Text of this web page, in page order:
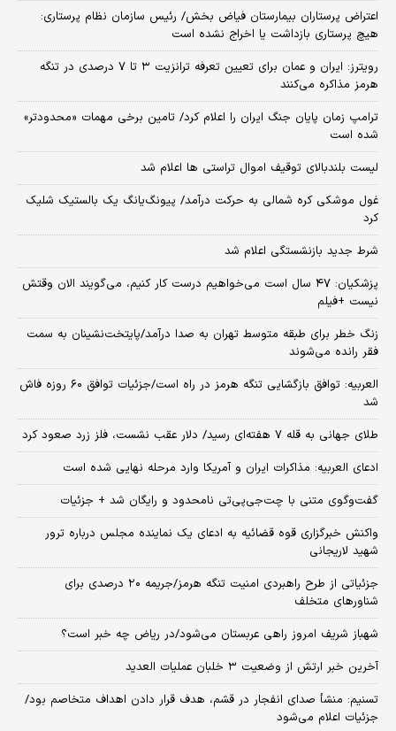
اعتراض پرستاران بیمارستان فیاض بخش/ رئیس سازمان نظام پرستاری:
هیچ پرستاری بازداشت یا اخراج نشده است
رویترز: ایران و عمان برای تعیین تعرفه ترانزیت ۳ تا ۷ درصدی در تنگه
هرمز مذاکره می‌کنند
ترامپ زمان پایان جنگ ایران را اعلام کرد/ تامین برخی مهمات «محدودتر»
شده است
لیست بلندبالای توقیف اموال تراستی ها اعلام شد
غول موشکی کره شمالی به حرکت درآمد/ پیونگ‌یانگ یک بالستیک شلیک
کرد
شرط جدید بازنشستگی اعلام شد
پزشکیان: ۴۷ سال است می‌خواهیم درست کار کنیم، می‌گویند الان وقتش
نیست +فیلم
زنگ خطر برای طبقه متوسط تهران به صدا درآمد/پایتخت‌نشینان به سمت
فقر رانده می‌شوند
العربیه: توافق بازگشایی تنگه هرمز در راه است/جزئیات توافق ۶۰ روزه فاش
شد
طلای جهانی به قله ۷ هفته‌ای رسید/ دلار عقب نشست، فلز زرد صعود کرد
ادعای العربیه: مذاکرات ایران و آمریکا وارد مرحله نهایی شده است
گفت‌وگوی متنی با چت‌جی‌پی‌تی نامحدود و رایگان شد + جزئیات
واکنش خبرگزاری قوه قضائیه به ادعای یک نماینده مجلس درباره ترور
شهید لاریجانی
جزئیاتی از طرح راهبردی امنیت تنگه هرمز/جریمه ۲۰ درصدی برای
شناورهای متخلف
شهباز شریف امروز راهی عربستان می‌شود/در ریاض چه خبر است؟
آخرین خبر ارتش از وضعیت ۳ خلبان عملیات العدید
تسنیم: منشأ صدای انفجار در قشم، هدف قرار دادن اهداف متخاصم بود/
جزئیات اعلام می‌شود